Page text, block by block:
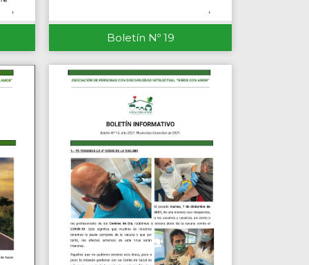
Boletín Nº 19